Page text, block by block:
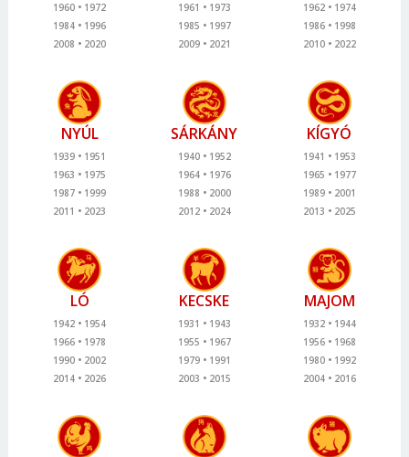
1960
1972
1984
1996
2008
2020
1961
1973
1985
1997
2009
2021
1962
1974
1986
1998
2010
2022
NYÚL
1939
1951
1963
1975
1987
1999
2011
2023
SÁRKÁNY
1940
1952
1964
1976
1988
2000
2012
2024
KÍGYÓ
1941
1953
1965
1977
1989
2001
2013
2025
LÓ
1942
1954
1966
1978
1990
2002
2014
2026
KECSKE
1931
1943
1955
1967
1979
1991
2003
2015
MAJOM
1932
1944
1956
1968
1980
1992
2004
2016